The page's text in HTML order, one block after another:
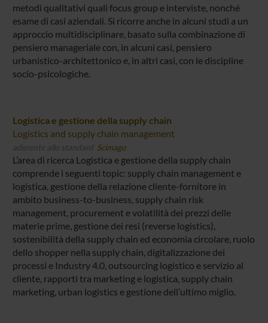
metodi qualitativi quali focus group e interviste, nonché
esame di casi aziendali. Si ricorre anche in alcuni studi a un
approccio multidisciplinare, basato sulla combinazione di
pensiero manageriale con, in alcuni casi, pensiero
urbanistico-architettonico e, in altri casi, con le discipline
socio-psicologiche.
Logistica e gestione della supply chain
Logistics and supply chain management
aderente allo standard Scimago
L’area di ricerca Logistica e gestione della supply chain
comprende i seguenti topic: supply chain management e
logistica, gestione della relazione cliente-fornitore in
ambito business-to-business, supply chain risk
management, procurement e volatilità dei prezzi delle
materie prime, gestione dei resi (reverse logistics),
sostenibilità della supply chain ed economia circolare, ruolo
dello shopper nella supply chain, digitalizzazione dei
processi e Industry 4.0, outsourcing logistico e servizio al
cliente, rapporti tra marketing e logistica, supply chain
marketing, urban logistics e gestione dell’ultimo miglio.